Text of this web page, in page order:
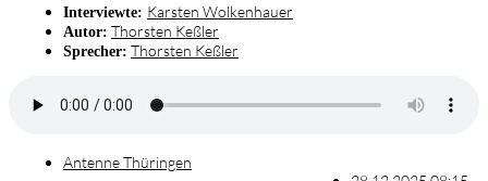
Interviewte: Karsten Wolkenhauer
Autor: Thorsten Keßler
Sprecher: Thorsten Keßler
Antenne Thüringen